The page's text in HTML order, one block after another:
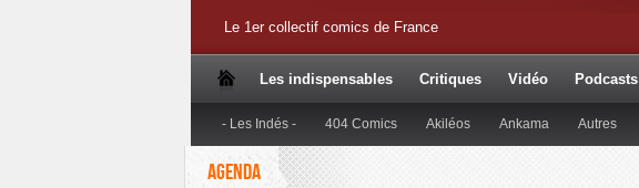
Le 1er collectif comics de France
Les indispensables Critiques Vidéo Podcasts
- Les Indés - 404 Comics Akiléos Ankama Autres
Dupuis Editions Anspach
AGENDA